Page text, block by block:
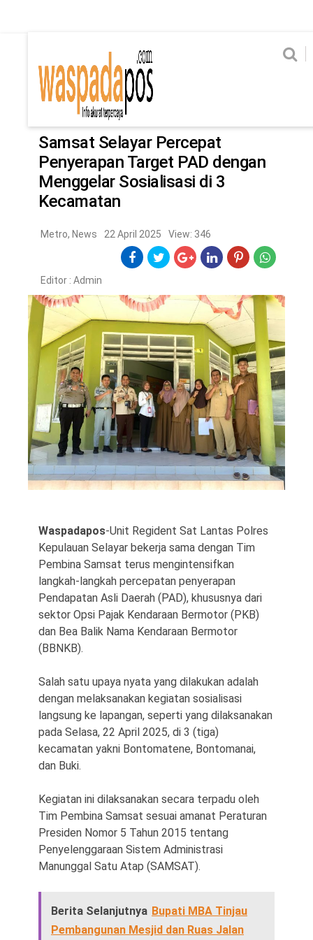
Home News
Ekonomi Hukum & Kriminal
Politik Metro
Hiburan Pendidikan
Edukasi Tekno
CHANEL
Copyright
2026
Waspada
Pos
Home News Ekonomi Hukum & Kriminal
Metro
Samsat Selayar Percepat
Penyerapan Target PAD dengan
Menggelar Sosialisasi di 3
Kecamatan
Metro, News 22 April 2025 View: 346
Editor : Admin
Waspadapos-Unit Regident Sat Lantas Polres
Kepulauan Selayar bekerja sama dengan Tim
Pembina Samsat terus mengintensifkan
langkah-langkah percepatan penyerapan
Pendapatan Asli Daerah (PAD), khususnya dari
sektor Opsi Pajak Kendaraan Bermotor (PKB)
dan Bea Balik Nama Kendaraan Bermotor
(BBNKB).
Salah satu upaya nyata yang dilakukan adalah
dengan melaksanakan kegiatan sosialisasi
langsung ke lapangan, seperti yang dilaksanakan
pada Selasa, 22 April 2025, di 3 (tiga)
kecamatan yakni Bontomatene, Bontomanai,
dan Buki.
Kegiatan ini dilaksanakan secara terpadu oleh
Tim Pembina Samsat sesuai amanat Peraturan
Presiden Nomor 5 Tahun 2015 tentang
Penyelenggaraan Sistem Administrasi
Manunggal Satu Atap (SAMSAT).
Berita Selanjutnya Bupati MBA Tinjau
Pembangunan Mesjid dan Ruas Jalan